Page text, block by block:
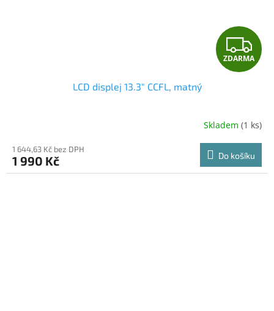
Z
D
R
M
A
ZDARMA
LCD displej 13.3" CCFL, matný
Skladem (1 ks)
1 644,63 Kč bez DPH
1 990 Kč Do košíku